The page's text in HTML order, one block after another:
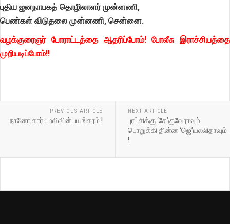
புதிய ஜனநாயகத் தொழிலாளர் முன்னணி,
பெண்கள் விடுதலை முன்னணி, சென்னை.
வழக்குரைஞர் போராட்டத்தை ஆதரிப்போம்! போலீசு இராச்சியத்தை
முறியடிப்போம்!!
PREVIOUS ARTICLE
நானோ கார் : மலிவின் பயங்கரம் !
NEXT ARTICLE
புரட்சிக்கு ‘சே’குவேராவும்
பொறுக்கி தின்ன ‘ஜெ’யலலிதாவும்
!